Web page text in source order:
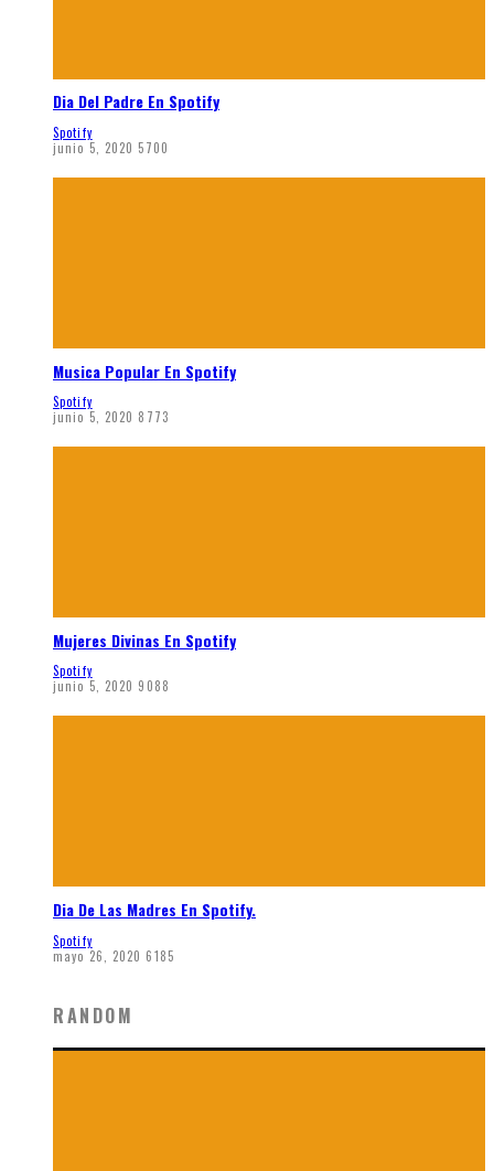
Dia Del Padre En Spotify
Spotify
junio 5, 2020 5700
Musica Popular En Spotify
Spotify
junio 5, 2020 8773
Mujeres Divinas En Spotify
Spotify
junio 5, 2020 9088
Dia De Las Madres En Spotify.
Spotify
mayo 26, 2020 6185
RANDOM